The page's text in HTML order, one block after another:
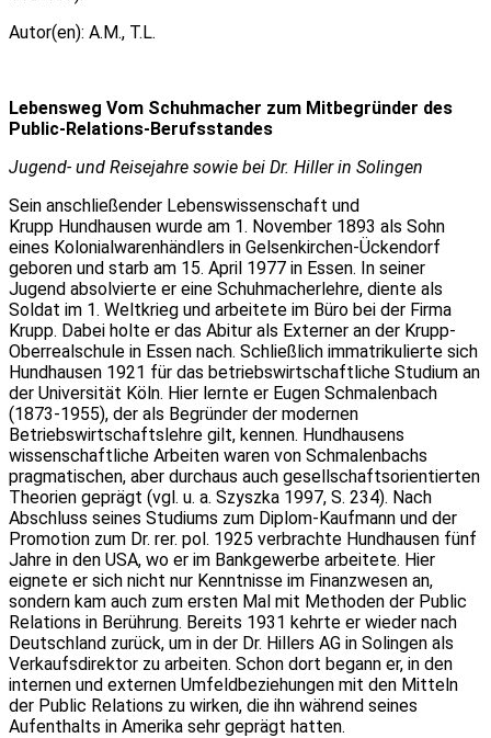
Autor(en): A.M., T.L.
Lebensweg Vom Schuhmacher zum Mitbegründer des
Public-Relations-Berufsstandes
Jugend- und Reisejahre sowie bei Dr. Hiller in Solingen
Sein anschließender Lebenswissenschaft und
Krupp Hundhausen wurde am 1. November 1893 als Sohn
eines Kolonialwarenhändlers in Gelsenkirchen-Ückendorf
geboren und starb am 15. April 1977 in Essen. In seiner
Jugend absolvierte er eine Schuhmacherlehre, diente als
Soldat im 1. Weltkrieg und arbeitete im Büro bei der Firma
Krupp. Dabei holte er das Abitur als Externer an der Krupp-
Oberrealschule in Essen nach. Schließlich immatrikulierte sich
Hundhausen 1921 für das betriebswirtschaftliche Studium an
der Universität Köln. Hier lernte er Eugen Schmalenbach
(1873-1955), der als Begründer der modernen
Betriebswirtschaftslehre gilt, kennen. Hundhausens
wissenschaftliche Arbeiten waren von Schmalenbachs
pragmatischen, aber durchaus auch gesellschaftsorientierten
Theorien geprägt (vgl. u. a. Szyszka 1997, S. 234). Nach
Abschluss seines Studiums zum Diplom-Kaufmann und der
Promotion zum Dr. rer. pol. 1925 verbrachte Hundhausen fünf
Jahre in den USA, wo er im Bankgewerbe arbeitete. Hier
eignete er sich nicht nur Kenntnisse im Finanzwesen an,
sondern kam auch zum ersten Mal mit Methoden der Public
Relations in Berührung. Bereits 1931 kehrte er wieder nach
Deutschland zurück, um in der Dr. Hillers AG in Solingen als
Verkaufsdirektor zu arbeiten. Schon dort begann er, in den
internen und externen Umfeldbeziehungen mit den Mitteln
der Public Relations zu wirken, die ihn während seines
Aufenthalts in Amerika sehr geprägt hatten.